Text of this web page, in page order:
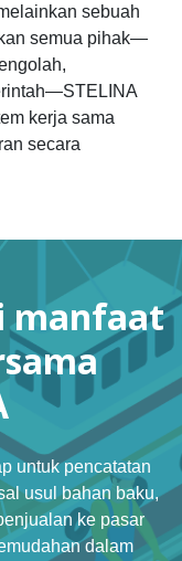
sebuah
semua pihak—
kerja sama
secara
manfaat
sama
untuk pencatatan
usul bahan baku,
ke pasar
dalam